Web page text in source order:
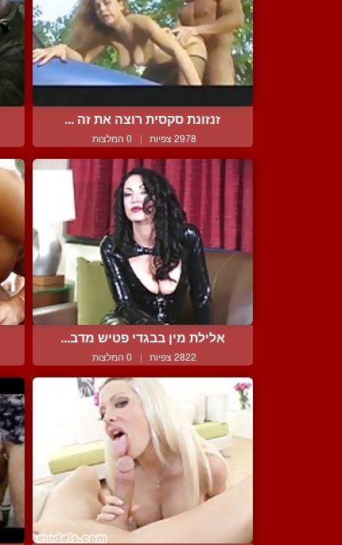
זנזונת סקסית רוצה את זה ...
2978 צפיות | 0 המלצות
אלילת מין בבגדי פטיש מדב...
2822 צפיות | 0 המלצות